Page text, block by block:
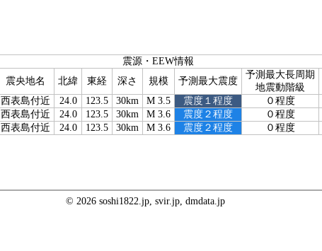
震源・EEW情報
震央地名 北緯 東経 深さ 規模 予測最大震度
予測最大長周期
地震動階級
西表島付近 24.0 123.5 30km M 3.5 震度１程度 ０程度
西表島付近 24.0 123.5 30km M 3.6 震度２程度 ０程度
西表島付近 24.0 123.5 30km M 3.6 震度２程度 ０程度
© 2026 soshi1822.jp, svir.jp, dmdata.jp